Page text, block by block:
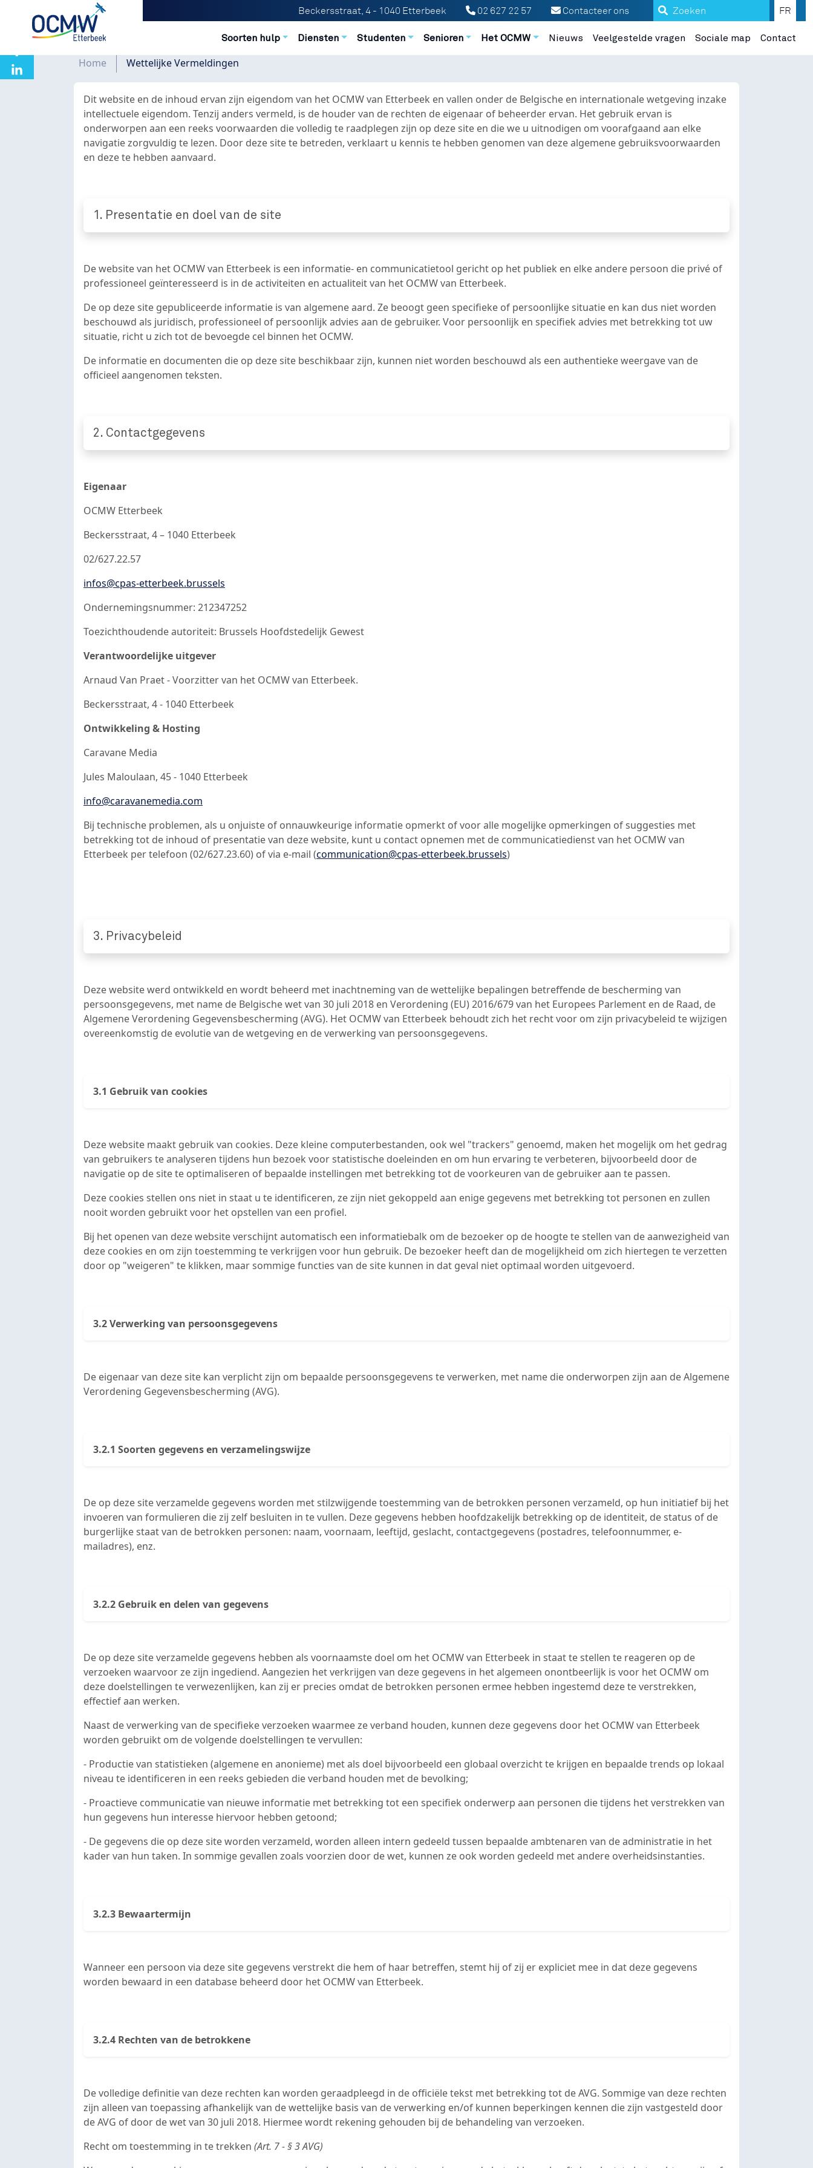
Overslaan en naar de inhoud gaan
Zoeken FR
Contacteer ons
02 627 22 57
Beckersstraat, 4 - 1040 Etterbeek
Navigation principale
Soorten hulp Diensten Studenten Senioren Het OCMW Nieuws Veelgestelde vragen Sociale map Contact
Wettelijke vermeldingen
Kruimelpad
Home Wettelijke Vermeldingen
Dit website en de inhoud ervan zijn eigendom van het OCMW van Etterbeek en vallen onder de Belgische en internationale wetgeving inzake
intellectuele eigendom. Tenzij anders vermeld, is de houder van de rechten de eigenaar of beheerder ervan. Het gebruik ervan is
onderworpen aan een reeks voorwaarden die volledig te raadplegen zijn op deze site en die we u uitnodigen om voorafgaand aan elke
navigatie zorgvuldig te lezen. Door deze site te betreden, verklaart u kennis te hebben genomen van deze algemene gebruiksvoorwaarden
en deze te hebben aanvaard.
1. Presentatie en doel van de site
De website van het OCMW van Etterbeek is een informatie- en communicatietool gericht op het publiek en elke andere persoon die privé of
professioneel geïnteresseerd is in de activiteiten en actualiteit van het OCMW van Etterbeek.
De op deze site gepubliceerde informatie is van algemene aard. Ze beoogt geen specifieke of persoonlijke situatie en kan dus niet worden
beschouwd als juridisch, professioneel of persoonlijk advies aan de gebruiker. Voor persoonlijk en specifiek advies met betrekking tot uw
situatie, richt u zich tot de bevoegde cel binnen het OCMW.
De informatie en documenten die op deze site beschikbaar zijn, kunnen niet worden beschouwd als een authentieke weergave van de
officieel aangenomen teksten.
2. Contactgegevens
Eigenaar
OCMW Etterbeek
Beckersstraat, 4 – 1040 Etterbeek
02/627.22.57
infos@cpas-etterbeek.brussels
Ondernemingsnummer: 212347252
Toezichthoudende autoriteit: Brussels Hoofdstedelijk Gewest
Verantwoordelijke uitgever
Arnaud Van Praet - Voorzitter van het OCMW van Etterbeek.
Beckersstraat, 4 - 1040 Etterbeek
Ontwikkeling & Hosting
Caravane Media
Jules Maloulaan, 45 - 1040 Etterbeek
info@caravanemedia.com
Bij technische problemen, als u onjuiste of onnauwkeurige informatie opmerkt of voor alle mogelijke opmerkingen of suggesties met
betrekking tot de inhoud of presentatie van deze website, kunt u contact opnemen met de communicatiedienst van het OCMW van
Etterbeek per telefoon (02/627.23.60) of via e-mail (communication@cpas-etterbeek.brussels)
3. Privacybeleid
Deze website werd ontwikkeld en wordt beheerd met inachtneming van de wettelijke bepalingen betreffende de bescherming van
persoonsgegevens, met name de Belgische wet van 30 juli 2018 en Verordening (EU) 2016/679 van het Europees Parlement en de Raad, de
Algemene Verordening Gegevensbescherming (AVG). Het OCMW van Etterbeek behoudt zich het recht voor om zijn privacybeleid te wijzigen
overeenkomstig de evolutie van de wetgeving en de verwerking van persoonsgegevens.
3.1 Gebruik van cookies
Deze website maakt gebruik van cookies. Deze kleine computerbestanden, ook wel "trackers" genoemd, maken het mogelijk om het gedrag
van gebruikers te analyseren tijdens hun bezoek voor statistische doeleinden en om hun ervaring te verbeteren, bijvoorbeeld door de
navigatie op de site te optimaliseren of bepaalde instellingen met betrekking tot de voorkeuren van de gebruiker aan te passen.
Deze cookies stellen ons niet in staat u te identificeren, ze zijn niet gekoppeld aan enige gegevens met betrekking tot personen en zullen
nooit worden gebruikt voor het opstellen van een profiel.
Bij het openen van deze website verschijnt automatisch een informatiebalk om de bezoeker op de hoogte te stellen van de aanwezigheid van
deze cookies en om zijn toestemming te verkrijgen voor hun gebruik. De bezoeker heeft dan de mogelijkheid om zich hiertegen te verzetten
door op "weigeren" te klikken, maar sommige functies van de site kunnen in dat geval niet optimaal worden uitgevoerd.
3.2 Verwerking van persoonsgegevens
De eigenaar van deze site kan verplicht zijn om bepaalde persoonsgegevens te verwerken, met name die onderworpen zijn aan de Algemene
Verordening Gegevensbescherming (AVG).
3.2.1 Soorten gegevens en verzamelingswijze
De op deze site verzamelde gegevens worden met stilzwijgende toestemming van de betrokken personen verzameld, op hun initiatief bij het
invoeren van formulieren die zij zelf besluiten in te vullen. Deze gegevens hebben hoofdzakelijk betrekking op de identiteit, de status of de
burgerlijke staat van de betrokken personen: naam, voornaam, leeftijd, geslacht, contactgegevens (postadres, telefoonnummer, e-
mailadres), enz.
3.2.2 Gebruik en delen van gegevens
De op deze site verzamelde gegevens hebben als voornaamste doel om het OCMW van Etterbeek in staat te stellen te reageren op de
verzoeken waarvoor ze zijn ingediend. Aangezien het verkrijgen van deze gegevens in het algemeen onontbeerlijk is voor het OCMW om
deze doelstellingen te verwezenlijken, kan zij er precies omdat de betrokken personen ermee hebben ingestemd deze te verstrekken,
effectief aan werken.
Naast de verwerking van de specifieke verzoeken waarmee ze verband houden, kunnen deze gegevens door het OCMW van Etterbeek
worden gebruikt om de volgende doelstellingen te vervullen:
- Productie van statistieken (algemene en anonieme) met als doel bijvoorbeeld een globaal overzicht te krijgen en bepaalde trends op lokaal
niveau te identificeren in een reeks gebieden die verband houden met de bevolking;
- Proactieve communicatie van nieuwe informatie met betrekking tot een specifiek onderwerp aan personen die tijdens het verstrekken van
hun gegevens hun interesse hiervoor hebben getoond;
- De gegevens die op deze site worden verzameld, worden alleen intern gedeeld tussen bepaalde ambtenaren van de administratie in het
kader van hun taken. In sommige gevallen zoals voorzien door de wet, kunnen ze ook worden gedeeld met andere overheidsinstanties.
3.2.3 Bewaartermijn
Wanneer een persoon via deze site gegevens verstrekt die hem of haar betreffen, stemt hij of zij er expliciet mee in dat deze gegevens
worden bewaard in een database beheerd door het OCMW van Etterbeek.
3.2.4 Rechten van de betrokkene
De volledige definitie van deze rechten kan worden geraadpleegd in de officiële tekst met betrekking tot de AVG. Sommige van deze rechten
zijn alleen van toepassing afhankelijk van de wettelijke basis van de verwerking en/of kunnen beperkingen kennen die zijn vastgesteld door
de AVG of door de wet van 30 juli 2018. Hiermee wordt rekening gehouden bij de behandeling van verzoeken.
Recht om toestemming in te trekken (Art. 7 - § 3 AVG)